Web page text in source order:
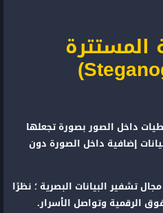
المستترة
داخل الصور بصورة تجعلها
إضافية داخل الصورة دون
تشفير البيانات البصرية ؛ نظرًا
الرقمية وتواصل الأسرار.